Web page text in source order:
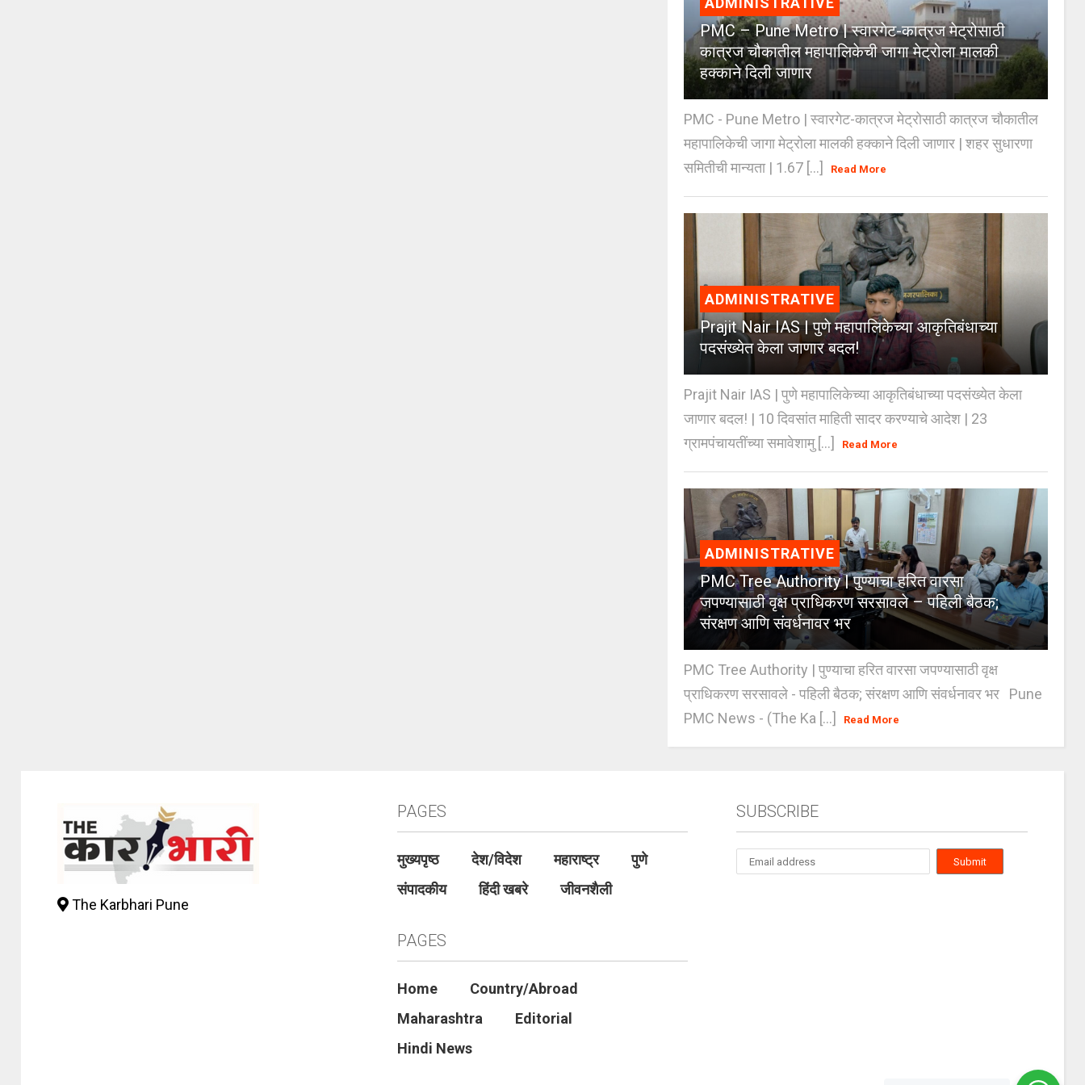
PMC – Pune Metro | स्वारगेट-कात्रज मेट्रोसाठी
कात्रज चौकातील महापालिकेची जागा मेट्रोला मालकी
हक्काने दिली जाणार
PMC - Pune Metro | स्वारगेट-कात्रज मेट्रोसाठी कात्रज चौकातील
महापालिकेची जागा मेट्रोला मालकी हक्काने दिली जाणार | शहर सुधारणा
समितीची मान्यता | 1.67 [...]
Read More
ADMINISTRATIVE
Prajit Nair IAS | पुणे महापालिकेच्या आकृतिबंधाच्या
पदसंख्येत केला जाणार बदल!
Prajit Nair IAS | पुणे महापालिकेच्या आकृतिबंधाच्या पदसंख्येत केला
जाणार बदल! | 10 दिवसांत माहिती सादर करण्याचे आदेश | 23
ग्रामपंचायतींच्या समावेशामु [...]
Read More
ADMINISTRATIVE
PMC Tree Authority | पुण्याचा हरित वारसा
जपण्यासाठी वृक्ष प्राधिकरण सरसावले – पहिली बैठक;
संरक्षण आणि संवर्धनावर भर
PMC Tree Authority | पुण्याचा हरित वारसा जपण्यासाठी वृक्ष
प्राधिकरण सरसावले - पहिली बैठक; संरक्षण आणि संवर्धनावर भर Pune
PMC News - (The Ka [...]
Read More
The Karbhari Pune
PAGES
मुख्यपृष्ठ देश/विदेश महाराष्ट्र
पुणे
संपादकीय
हिंदी खबरे जीवनशैली
PAGES
Home
Country/Abroad
Maharashtra
Editorial
Hindi News
SUBSCRIBE